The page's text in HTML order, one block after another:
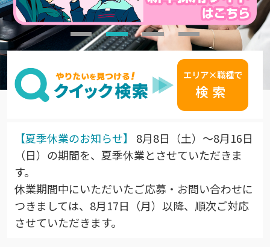
エリア×職種で
検索
【夏季休業のお知らせ】
8月8日（土）～8月16日
（日）の期間を、夏季休業とさせていただきま
す。
休業期間中にいただいたご応募・お問い合わせに
つきましては、8月17日（月）以降、順次ご対応
させていただきます。